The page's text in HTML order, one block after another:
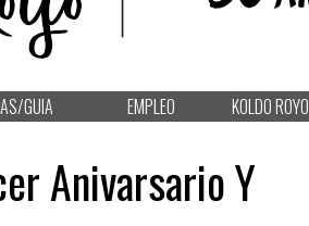
GUIA EMPLEO KOLDO ROYO
Anivarsario Y